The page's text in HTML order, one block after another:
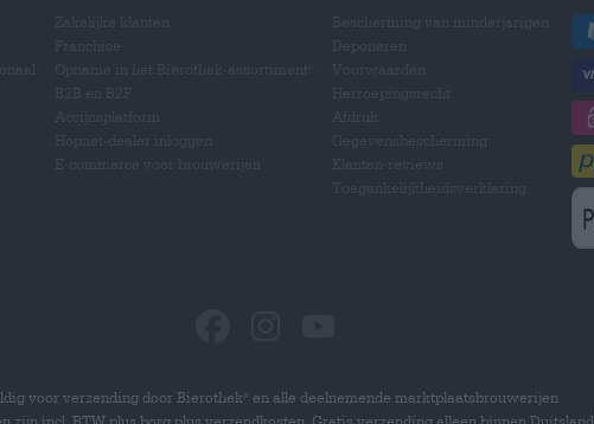
voor verzending door Bierothek
en alle deelnemende marktplaatsbrouwerijen
zijn incl. BTW plus borg plus verzendkosten. Gratis verzending alleen binnen Duitsland.